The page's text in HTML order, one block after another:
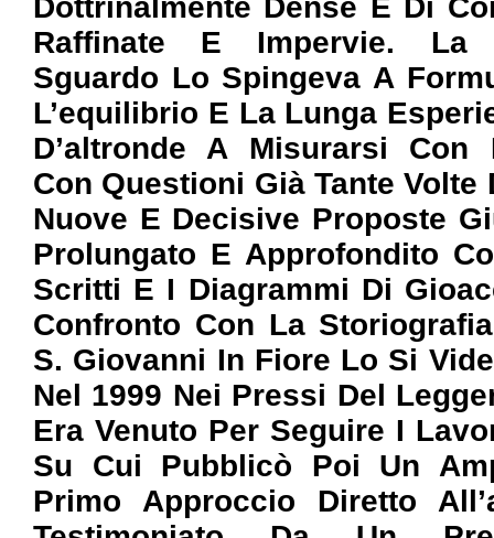
Dottrinalmente Dense E Di
Raffinate E Impervie. La
Sguardo Lo Spingeva A
L’equilibrio E La Lunga
D’altronde A Misurarsi Con
Con Questioni Già Tante
Nuove E Decisive Proposte
Prolungato E Approfondito
Scritti E I Diagrammi Di
Confronto Con La
S. Giovanni In Fiore Lo Si
Nel 1999 Nei Pressi Del
Era Venuto Per Seguire I
Su Cui Pubblicò Poi Un
Primo Approccio Diretto